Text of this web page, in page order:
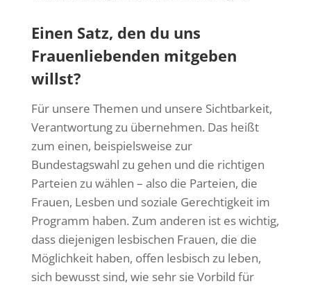
Einen Satz, den du uns
Frauenliebenden mitgeben
willst?
Für unsere Themen und unsere Sichtbarkeit,
Verantwortung zu übernehmen. Das heißt
zum einen, beispielsweise zur
Bundestagswahl zu gehen und die richtigen
Parteien zu wählen – also die Parteien, die
Frauen, Lesben und soziale Gerechtigkeit im
Programm haben. Zum anderen ist es wichtig,
dass diejenigen lesbischen Frauen, die die
Möglichkeit haben, offen lesbisch zu leben,
sich bewusst sind, wie sehr sie Vorbild für